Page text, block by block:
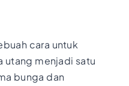
cara untuk
menjadi satu
bunga dan